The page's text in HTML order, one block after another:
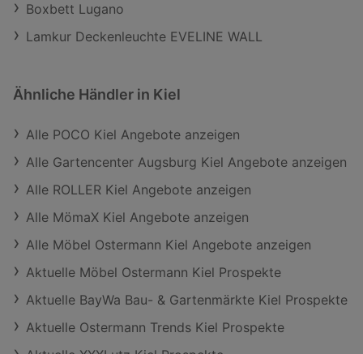
Boxbett Lugano
Lamkur Deckenleuchte EVELINE WALL
Ähnliche Händler in Kiel
Alle POCO Kiel Angebote anzeigen
Alle Gartencenter Augsburg Kiel Angebote anzeigen
Alle ROLLER Kiel Angebote anzeigen
Alle MömaX Kiel Angebote anzeigen
Alle Möbel Ostermann Kiel Angebote anzeigen
Aktuelle Möbel Ostermann Kiel Prospekte
Aktuelle BayWa Bau- & Gartenmärkte Kiel Prospekte
Aktuelle Ostermann Trends Kiel Prospekte